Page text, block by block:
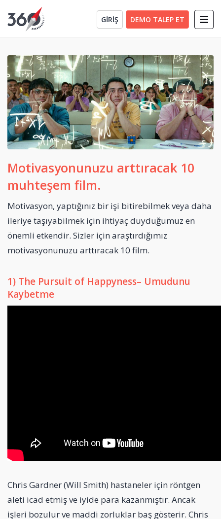
GİRİŞ DEMO TALEP ET
Motivasyonunuzu arttıracak 10
muhteşem film.
Motivasyon, yaptığınız bir işi bitirebilmek veya daha
ileriye taşıyabilmek için ihtiyaç duyduğumuz en
önemli etkendir. Sizler için araştırdığımız
motivasyonunuzu arttıracak 10 film.
1) The Pursuit of Happyness– Umudunu
Kaybetme
Chris Gardner (Will Smith) hastaneler için röntgen
aleti icad etmiş ve iyide para kazanmıştır. Ancak
işleri bozulur ve maddi zorluklar baş gösterir. Chris